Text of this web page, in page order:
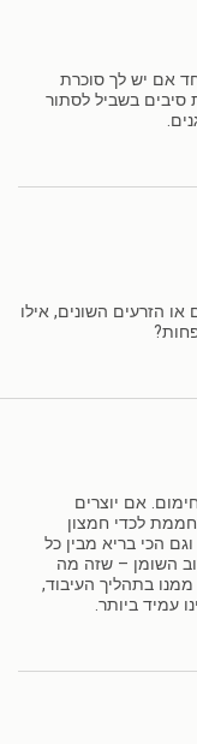
אם יש לך סוכרת
סיבים בשביל לסתור
הזרעים השונים, אילו
אם יוצרים
לכדי חמצון
הכי בריא מבין כל
השומן – שזה מה
בתהליך העיבוד,
עמיד ביותר.